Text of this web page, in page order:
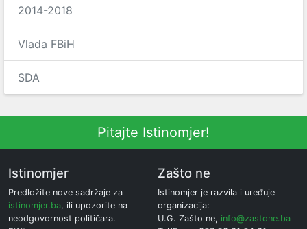
2014-2018
Vlada FBiH
SDA
Pitajte Istinomjer!
Istinomjer
Predložite nove sadržaje za
istinomjer.ba, ili upozorite na
neodgovornost političara.
Zašto ne
Istinomjer je razvila i uređuje
organizacija:
U.G. Zašto ne, info@zastone.ba